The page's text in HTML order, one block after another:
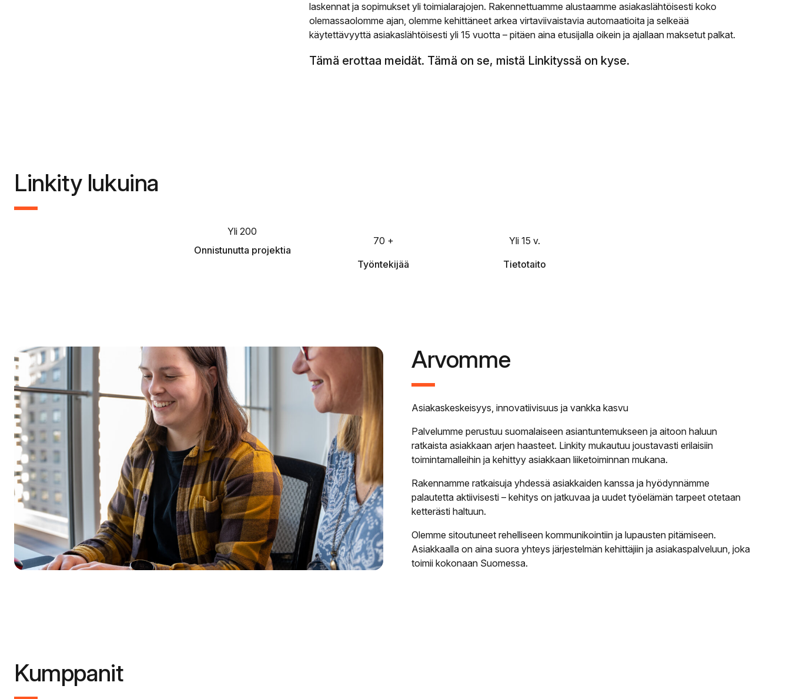
laskennat ja sopimukset yli toimialarajojen. Rakennettuamme alustaamme asiakaslähtöisesti koko
olemassaolomme ajan, olemme kehittäneet arkea virtaviivaistavia automaatioita ja selkeää
käytettävyyttä asiakaslähtöisesti yli 15 vuotta – pitäen aina etusijalla oikein ja ajallaan maksetut palkat.
Tämä erottaa meidät. Tämä on se, mistä Linkityssä on kyse.
Linkity lukuina
Yli 200
Onnistunutta projektia
70 +
Työntekijää
Yli 15 v.
Tietotaito
Arvomme
Asiakaskeskeisyys, innovatiivisuus ja vankka kasvu
Palvelumme perustuu suomalaiseen asiantuntemukseen ja aitoon haluun
ratkaista asiakkaan arjen haasteet. Linkity mukautuu joustavasti erilaisiin
toimintamalleihin ja kehittyy asiakkaan liiketoiminnan mukana.
Rakennamme ratkaisuja yhdessä asiakkaiden kanssa ja hyödynnämme
palautetta aktiivisesti – kehitys on jatkuvaa ja uudet työelämän tarpeet otetaan
ketterästi haltuun.
Olemme sitoutuneet rehelliseen kommunikointiin ja lupausten pitämiseen.
Asiakkaalla on aina suora yhteys järjestelmän kehittäjiin ja asiakaspalveluun, joka
toimii kokonaan Suomessa.
Kumppanit